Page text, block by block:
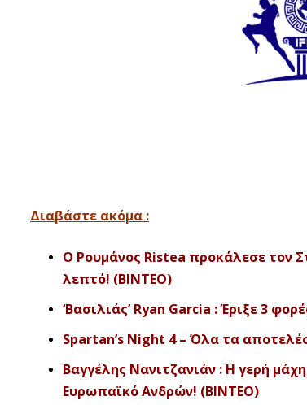
Διαβάστε ακόμα :
Ο Ρουμάνος Ristea προκάλεσε τον
λεπτό! (ΒΙΝΤΕΟ)
‘Βασιλιάς’ Ryan Garcia : Έριξε 3
Spartan’s Night 4 – Όλα τα
Βαγγέλης Νανιτζανιάν : Η γερή
Ευρωπαϊκό Ανδρών! (ΒΙΝΤΕΟ)